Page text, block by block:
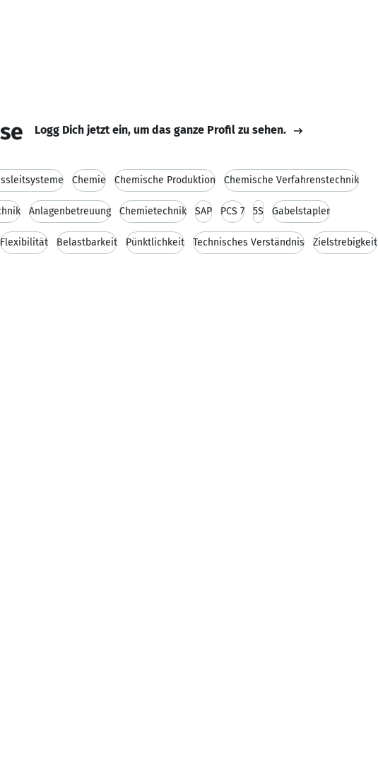
Logg Dich jetzt ein, um das ganze Profil zu sehen.
Chemie Chemische Produktion Chemische Verfahrenstechnik
Anlagenbetreuung Chemietechnik SAP PCS 7 5S Gabelstapler
Flexibilität Belastbarkeit Pünktlichkeit Technisches Verständnis Zielstrebigkeit